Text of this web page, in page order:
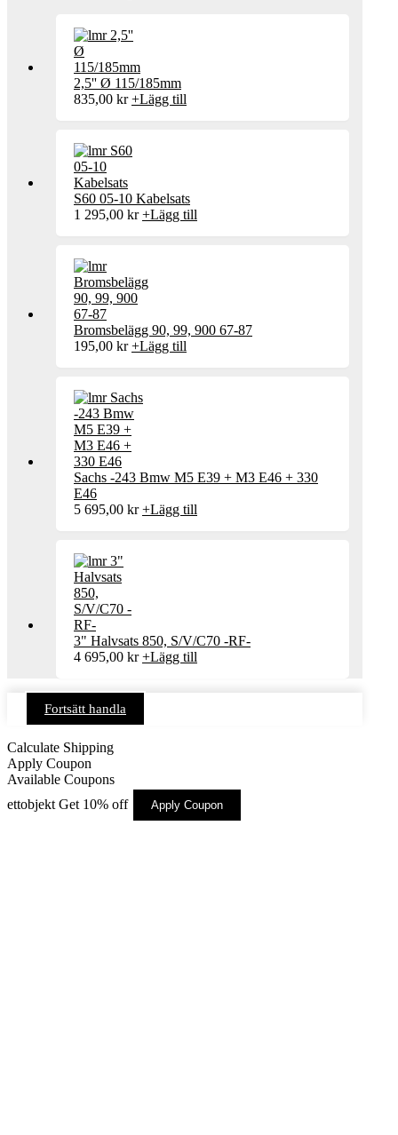
2,5'' Ø 115/185mm
835,00 kr +Lägg till
S60 05-10 Kabelsats
1 295,00 kr +Lägg till
Bromsbelägg 90, 99, 900 67-87
195,00 kr +Lägg till
Sachs -243 Bmw M5 E39 + M3 E46 + 330
E46
5 695,00 kr +Lägg till
3" Halvsats 850, S/V/C70 -RF-
4 695,00 kr +Lägg till
Fortsätt handla
Calculate Shipping
Apply Coupon
Available Coupons
ettobjekt Get 10% off Apply Coupon